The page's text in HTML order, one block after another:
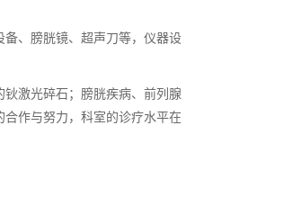
、膀胱镜、超声刀等，仪器设
激光碎石；膀胱疾病、前列腺
作与努力，科室的诊疗水平在